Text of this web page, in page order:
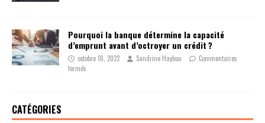
Pourquoi la banque détermine la capacité
d’emprunt avant d’octroyer un crédit ?
octobre 10, 2022 Sandrine Haybou
Commentaires
fermés
CATÉGORIES